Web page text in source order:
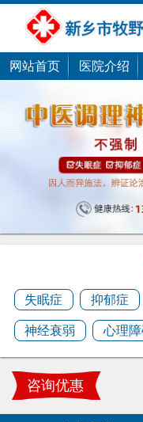
网站首页 医院介绍
失眠症 抑郁症
神经衰弱 心理
咨询优惠
潘剑
潘剑
预
潘杰